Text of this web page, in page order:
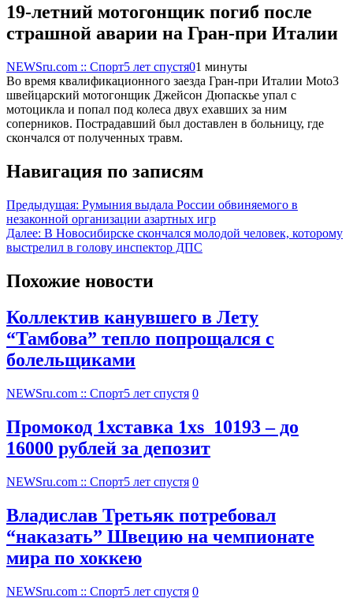
19-летний мотогонщик погиб после
страшной аварии на Гран-при Италии
NEWSru.com :: Спорт5 лет спустя01 минуты
Во время квалификационного заезда Гран-при Италии Moto3
швейцарский мотогонщик Джейсон Дюпаскье упал с
мотоцикла и попал под колеса двух ехавших за ним
соперников. Пострадавший был доставлен в больницу, где
скончался от полученных травм.
Навигация по записям
Предыдущая: Румыния выдала России обвиняемого в
незаконной организации азартных игр
Далее: В Новосибирске скончался молодой человек, которому
выстрелил в голову инспектор ДПС
Похожие новости
Коллектив канувшего в Лету
“Тамбова” тепло попрощался с
болельщиками
NEWSru.com :: Спорт5 лет спустя 0
Промокод 1хставка 1xs_10193 – до
16000 рублей за депозит
NEWSru.com :: Спорт5 лет спустя 0
Владислав Третьяк потребовал
“наказать” Швецию на чемпионате
мира по хоккею
NEWSru.com :: Спорт5 лет спустя 0